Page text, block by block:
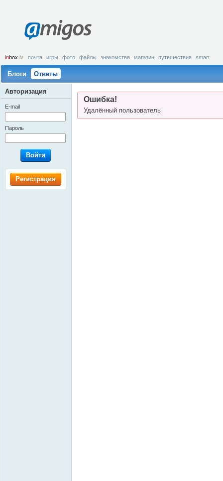
amigos
inbox .lv почта игры фото файлы знакомства магазин путешествия smart
Блоги Ответы
Ошибка!
Удалённый пользователь
Авторизация
E-mail
Пароль
Войти
Регистрация